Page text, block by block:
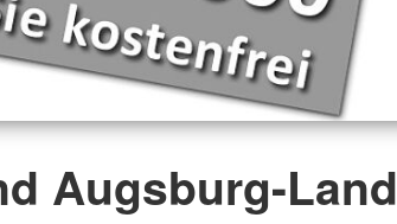
Augsburg-Land